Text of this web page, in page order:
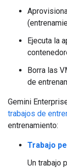
Ejecuta la
Borra las
de
Gemini
trabajos de
entrenamiento:
Trabajo
Un trabajo